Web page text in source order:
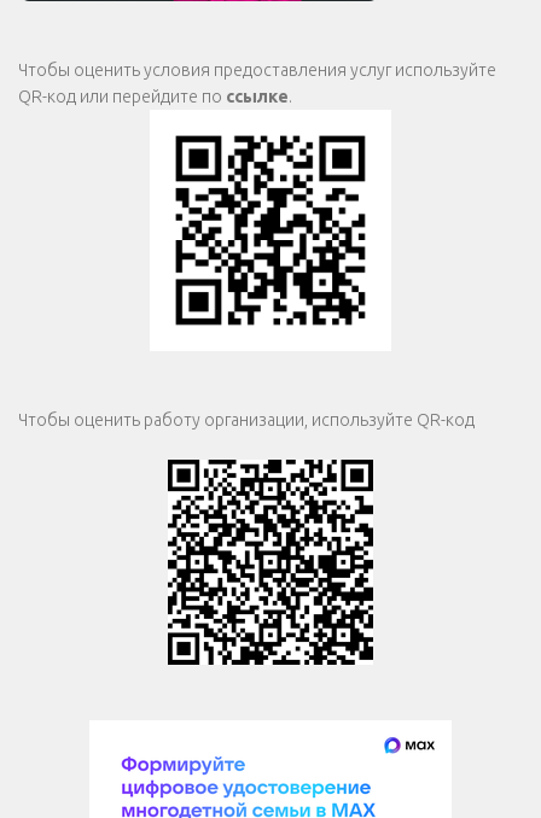
Чтобы оценить условия предоставления услуг используйте
QR-код или перейдите по ссылке.
Чтобы оценить работу организации, используйте QR-код